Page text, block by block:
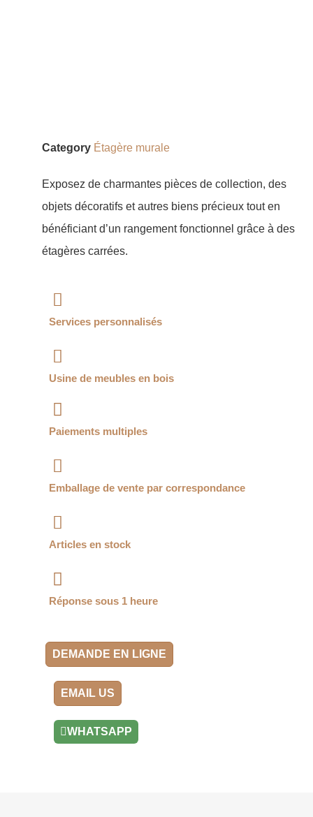
Category Étagère murale
Exposez de charmantes pièces de collection, des
objets décoratifs et autres biens précieux tout en
bénéficiant d’un rangement fonctionnel grâce à des
étagères carrées.
Services personnalisés
Usine de meubles en bois
Paiements multiples
Emballage de vente par correspondance
Articles en stock
Réponse sous 1 heure
DEMANDE EN LIGNE
EMAIL US
WHATSAPP